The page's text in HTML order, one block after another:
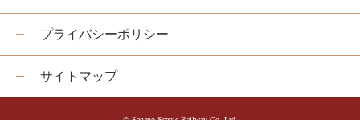
プライバシーポリシー
サイトマップ